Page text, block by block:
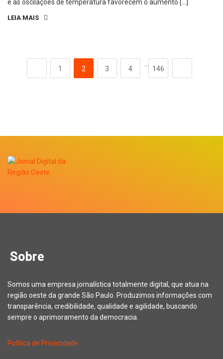
e as oscilações de temperatura favorecem o aumento […]
LEIA MAIS
1 2 3 4 146
Sobre
Somos uma empresa jornalística totalmente digital, que atua na
região oeste da grande São Paulo. Produzimos informações com
transparência, credibilidade, qualidade e agilidade, buscando
sempre o aprimoramento da democracia.
Política de Privacidade